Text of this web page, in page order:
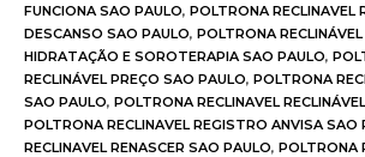
FUNCIONA SAO PAULO, POLTRONA RECLINAVEL
DESCANSO SAO PAULO, POLTRONA
HIDRATAÇÃO E SOROTERAPIA SAO PAULO,
RECLINÁVEL PREÇO SAO PAULO, POLTRONA
SAO PAULO, POLTRONA RECLINAVEL
POLTRONA RECLINAVEL REGISTRO ANVISA SAO
RECLINAVEL RENASCER SAO PAULO, POLTRONA